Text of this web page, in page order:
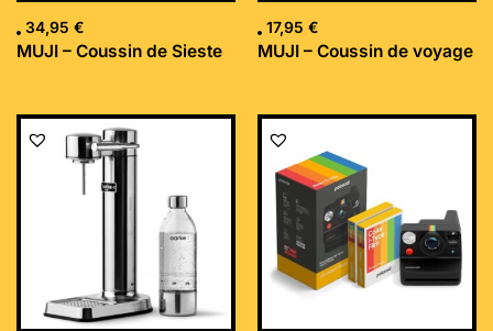
34,95 €
MUJI – Coussin de Sieste
17,95 €
MUJI – Coussin de voyage
Le
initial
était :
169,99 €.
Le